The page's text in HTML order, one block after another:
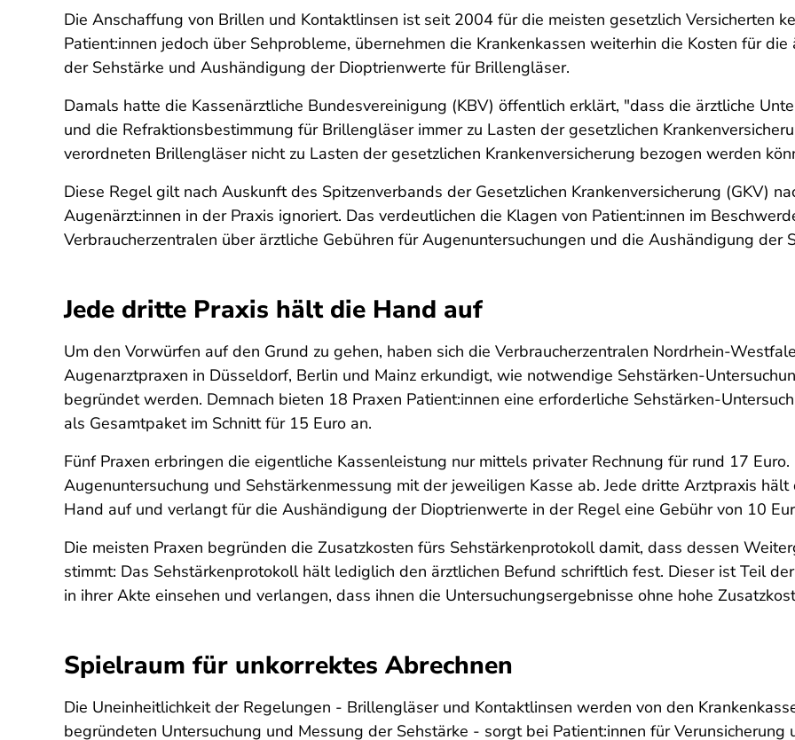
Die Anschaffung von Brillen und Kontaktlinsen ist seit 2004 für die meisten gesetzlich Versicherten
Patient:innen jedoch über Sehprobleme, übernehmen die Krankenkassen weiterhin die Kosten für
der Sehstärke und Aushändigung der Dioptrienwerte für Brillengläser.
Damals hatte die Kassenärztliche Bundesvereinigung (KBV) öffentlich erklärt, "dass die ärztliche
und die Refraktionsbestimmung für Brillengläser immer zu Lasten der gesetzlichen
verordneten Brillengläser nicht zu Lasten der gesetzlichen Krankenversicherung bezogen werden
Diese Regel gilt nach Auskunft des Spitzenverbands der Gesetzlichen Krankenversicherung (GKV)
Augenärzt:innen in der Praxis ignoriert. Das verdeutlichen die Klagen von Patient:innen im
Verbraucherzentralen über ärztliche Gebühren für Augenuntersuchungen und die Aushändigung der
Jede dritte Praxis hält die Hand auf
Um den Vorwürfen auf den Grund zu gehen, haben sich die Verbraucherzentralen Nordrhein-
Augenarztpraxen in Düsseldorf, Berlin und Mainz erkundigt, wie notwendige Sehstärken-
begründet werden. Demnach bieten 18 Praxen Patient:innen eine erforderliche Sehstärken-
als Gesamtpaket im Schnitt für 15 Euro an.
Fünf Praxen erbringen die eigentliche Kassenleistung nur mittels privater Rechnung für rund 17
Augenuntersuchung und Sehstärkenmessung mit der jeweiligen Kasse ab. Jede dritte Arztpraxis
Hand auf und verlangt für die Aushändigung der Dioptrienwerte in der Regel eine Gebühr von 10
Die meisten Praxen begründen die Zusatzkosten fürs Sehstärkenprotokoll damit, dass dessen
stimmt: Das Sehstärkenprotokoll hält lediglich den ärztlichen Befund schriftlich fest. Dieser ist Teil
in ihrer Akte einsehen und verlangen, dass ihnen die Untersuchungsergebnisse ohne hohe
Spielraum für unkorrektes Abrechnen
Die Uneinheitlichkeit der Regelungen - Brillengläser und Kontaktlinsen werden von den
begründeten Untersuchung und Messung der Sehstärke - sorgt bei Patient:innen für